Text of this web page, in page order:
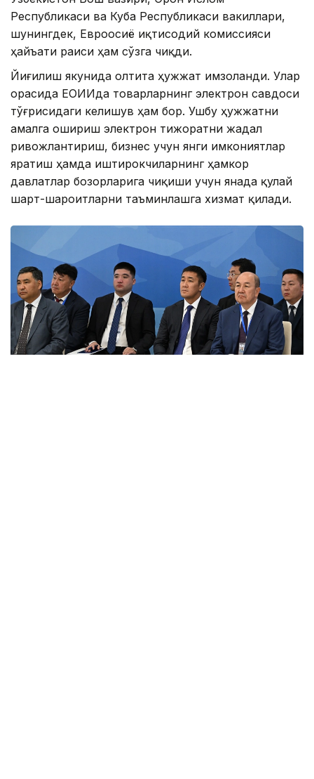
Республикаси ва Куба Республикаси вакиллари,
шунингдек, Евроосиё иқтисодий комиссияси
ҳайъати раиси ҳам сўзга чиқди.
Йиғилиш якунида олтита ҳужжат имзоланди. Улар
орасида ЕОИИда товарларнинг электрон савдоси
тўғрисидаги келишув ҳам бор. Ушбу ҳужжатни
амалга ошириш электрон тижоратни жадал
ривожлантириш, бизнес учун янги имкониятлар
яратиш ҳамда иштирокчиларнинг ҳамкор
давлатлар бозорларига чиқиши учун янада қулай
шарт-шароитларни таъминлашга хизмат қилади.